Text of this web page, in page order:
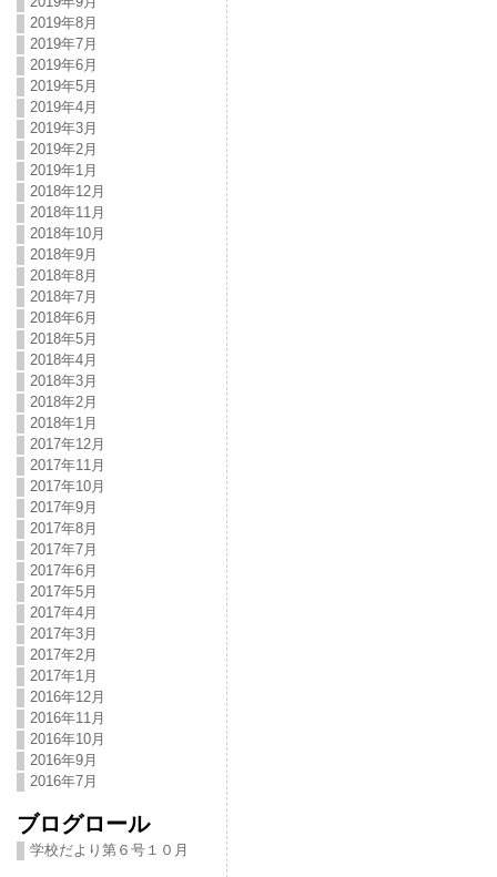
2019年8月
2019年7月
2019年6月
2019年5月
2019年4月
2019年3月
2019年2月
2019年1月
2018年12月
2018年11月
2018年10月
2018年9月
2018年8月
2018年7月
2018年6月
2018年5月
2018年4月
2018年3月
2018年2月
2018年1月
2017年12月
2017年11月
2017年10月
2017年9月
2017年8月
2017年7月
2017年6月
2017年5月
2017年4月
2017年3月
2017年2月
2017年1月
2016年12月
2016年11月
2016年10月
2016年9月
2016年7月
ブログロール
学校だより第６号１０月